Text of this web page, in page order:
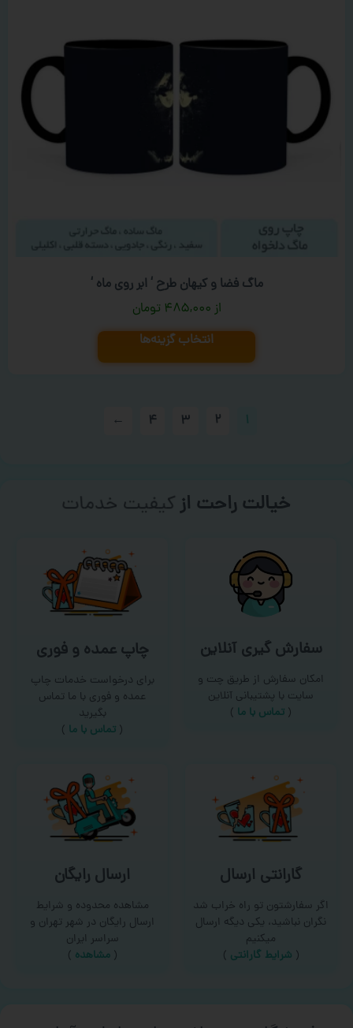
ماگ فضا و کیهان طرح ‘ ابر روی ماه ‘
۴۸۵,۰۰۰ تومان
انتخاب گزینه‌ها
۱ ۲ ۳ ۴ ←
خیالت راحت ازسفارش گیری
سفارش گیری آنلاین
امکان سفارش از طریق چت و
سایت با پشتیبانی آنلاین
( تماس با ما‌ )
چاپ عمده و فوری
برای درخواست خدمات چاپ
عمده و فوری با ما تماس
بگیرید
( تماس با ما )
گارانتی ارسال
اگر سفارشتون تو راه خراب شد
نگران نباشید، یکی دیگه ارسال
میکنیم
( شرایط گارانتی )
ارسال رایگان
مشاهده محدوده و شرایط
ارسال رایگان در شهر تهران و
سراسر ایران
(مشاهده )